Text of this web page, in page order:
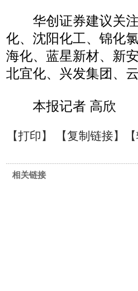
华创证券建议关注
化、沈阳化工、锦化
海化、蓝星新材、新
北宜化、兴发集团、云
本报记者 高欣
【打印】 【复制链接】【
相关链接